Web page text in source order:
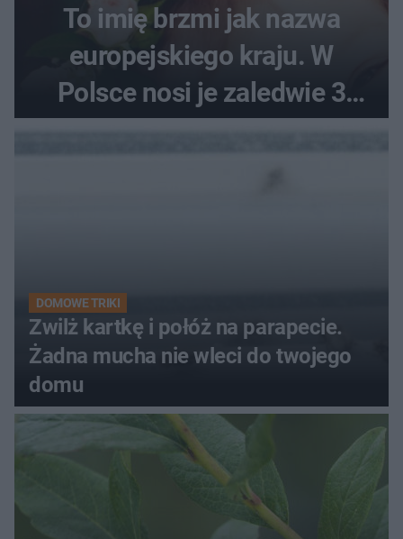
To imię brzmi jak nazwa
europejskiego kraju. W
Polsce nosi je zaledwie 3
kobiety
DOMOWE TRIKI
Zwilż kartkę i połóż na parapecie.
Żadna mucha nie wleci do twojego
domu